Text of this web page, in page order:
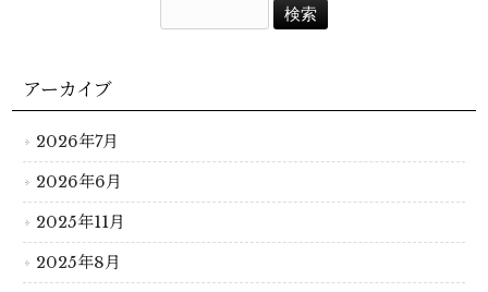
アーカイブ
2026年7月
2026年6月
2025年11月
2025年8月